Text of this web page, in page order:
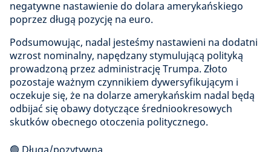
negatywne nastawienie do dolara amerykańskiego
poprzez długą pozycję na euro.
Podsumowując, nadal jesteśmy nastawieni na dodatni
wzrost nominalny, napędzany stymulującą polityką
prowadzoną przez administrację Trumpa. Złoto
pozostaje ważnym czynnikiem dywersyfikującym i
oczekuje się, że na dolarze amerykańskim nadal będą
odbijać się obawy dotyczące średniookresowych
skutków obecnego otoczenia politycznego.